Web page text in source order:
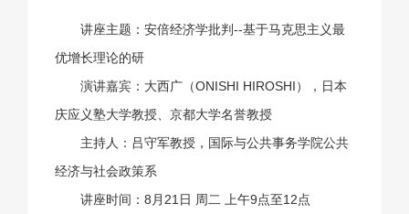
讲座主题：安倍经济学批判--基于马克思主义最
优增长理论的研
演讲嘉宾：大西广（ONISHI HIROSHI），日本
庆应义塾大学教授、京都大学名誉教授
主持人：吕守军教授，国际与公共事务学院公共
经济与社会政策系
讲座时间：8月21日 周二 上午9点至12点